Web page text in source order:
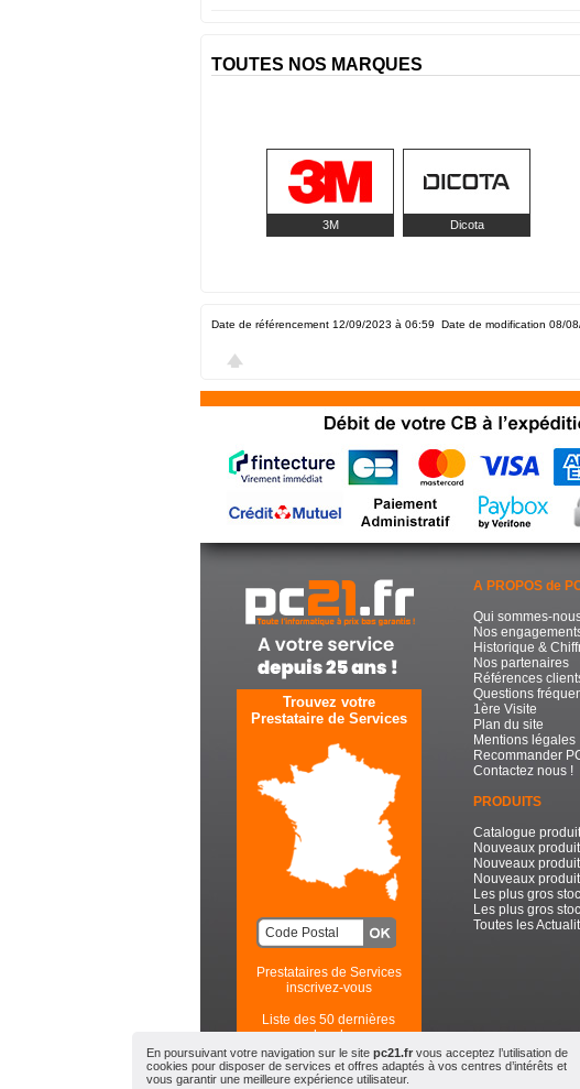
En poursuivant votre navigation sur le sitepc21.fr vous acceptez l’utilisation de
cookies pour disposer de services et offres adaptés à vos centres d’intérêts et
vous garantir une meilleure expérience utilisateur.
TOUTES NOS MARQUES
3M Dicota
Date de référencement 12/09/2023 à 06:59 Date de modification 08/
Trouvez votre
Prestataire de Services
Prestataires de Services
inscrivez-vous
Liste des 50 dernières
recherches
A PROPOS de
Qui sommes-
Nos
Historique &
Nos partenaires
Références
Questions
1ère Visite
Plan du site
Mentions légales
Recommander
Contactez nous !
PRODUITS
Catalogue
Nouveaux
Nouveaux
Nouveaux
Les plus gros
Les plus gros
Toutes les
PC21.FR - Toute l'Informatique à Prix Bas